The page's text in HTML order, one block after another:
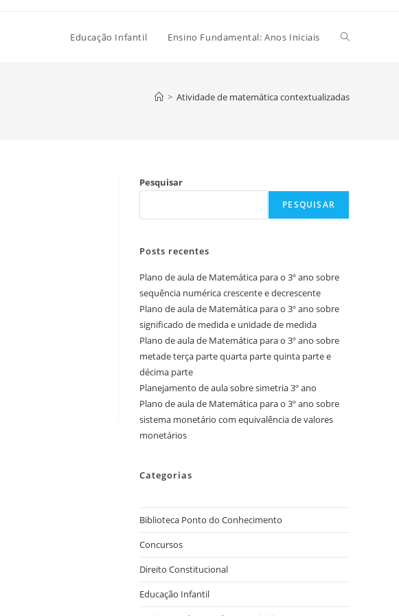
Educação Infantil Ensino Fundamental: Anos Iniciais Alternar
site
> Atividade de matemática contextualizadas
Pesquisar
PESQUISAR
Posts recentes
Plano de aula de Matemática para o 3º ano sobre
sequência numérica crescente e decrescente
Plano de aula de Matemática para o 3º ano sobre
significado de medida e unidade de medida
Plano de aula de Matemática para o 3º ano sobre
metade terça parte quarta parte quinta parte e
décima parte
Planejamento de aula sobre simetria 3º ano
Plano de aula de Matemática para o 3º ano sobre
sistema monetário com equivalência de valores
monetários
Categorias
Biblioteca Ponto do Conhecimento
Concursos
Direito Constitucional
Educação Infantil